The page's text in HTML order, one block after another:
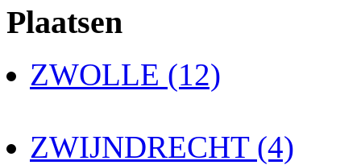
Plaatsen
ZWOLLE (12)
ZWIJNDRECHT (4)